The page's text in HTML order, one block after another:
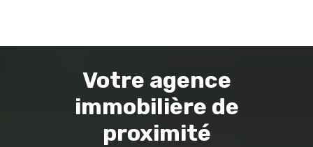
Votre agence
immobilière de
proximité